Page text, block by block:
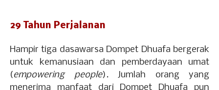
29 Tahun Perjalanan
Hampir tiga dasawarsa Dompet Dhuafa bergerak
untuk kemanusiaan dan pemberdayaan umat
(empowering people). Jumlah orang yang
menerima manfaat dari Dompet Dhuafa pun